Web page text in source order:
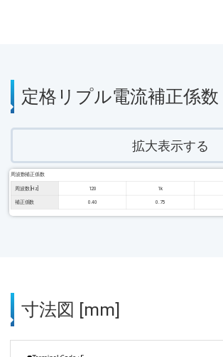
定格リプル電流補正係数
拡大表示する
周波数補正係数
周波数 [Hz] 120 1k
補正係数 0.40 0.75
寸法図 [mm]